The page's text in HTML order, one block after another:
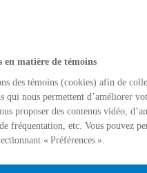
Ndayipfukamiye
en études du religieux
Koussens
en matière de témoins
des témoins (cookies) afin de
qui nous permettent d’améliorer
proposer des contenus vidéo,
fréquentation, etc. Vous pouvez
« Préférences ».